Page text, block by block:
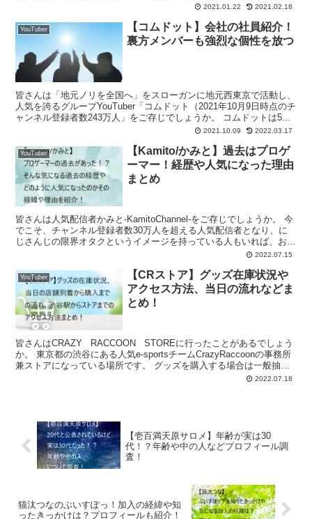
2021.01.22 2021.02.18
YouTuber
【コムドット】会社の社員紹介！
裏方メンバーも強烈な個性を放つ
皆さんは「地元ノリを全国へ」をスローガンに地元西東京で活動し、
人気を誇るグループYouTuber「コムドット（2021年10月9日時点のチ
ャンネル登録者数243万人」をご存じでしょうか。 コムドットは5人
2021.10.09 2022.03.17
YouTuber
【Kamito/かみと】過去はプロゲ
ーマー！経歴や人気になった理由
まとめ
皆さんは人気配信者かみと-KamitoChannel-をご存じでしょうか。 今
でこそ、チャンネル登録者数30万人を超える人気配信者となり、に
じさんじの限界オタクというイメージを持っている人もいれば、おれ
2022.07.15
YouTuber
【CRストア】グッズ在庫状況や
アクセス方法、当日の流れなどま
とめ！
皆さんはCRAZY RACCOON STOREに行ったことがあるでしょう
か。 東京都の渋谷にある人気e-sportsチームCrazyRaccoonの事務所
兼ストアになっている場所です。 グッズを購入する場合は一般抽選
2022.07.18
【壱百満天原サロメ】年齢が実は30
代！？年齢や中の人などプロフィール調
査！
猫汰つなのぶいすぽっ！加入の経緯や知
ったきっかけは？プロフィールも紹介！